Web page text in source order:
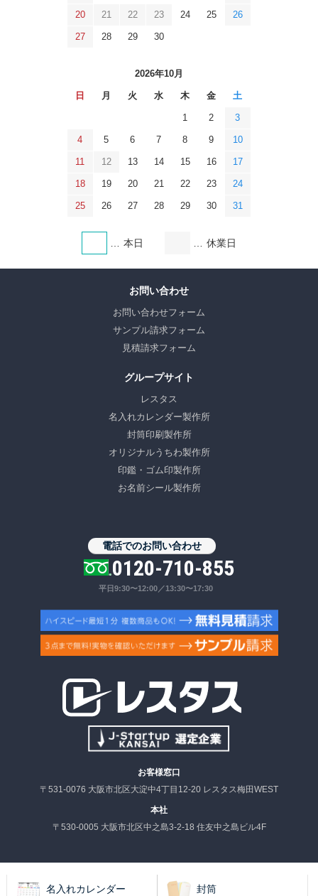
20 21 22 23 24 25 26
27 28 29 30
2026年10月
日 月 火 水 木 金 土
1 2 3
4 5 6 7 8 9 10
11 12 13 14 15 16 17
18 19 20 21 22 23 24
25 26 27 28 29 30 31
本日 休業日
お問い合わせ
お問い合わせフォーム
サンプル請求フォーム
見積請求フォーム
グループサイト
レスタス
名入れカレンダー製作所
封筒印刷製作所
オリジナルうちわ製作所
印鑑・ゴム印製作所
お名前シール製作所
電話でのお問い合わせ
0120-710-855
平日9:30〜12:00／13:30〜17:30
お客様窓口
〒531-0076 大阪市北区大淀中4丁目12-20 レスタス梅田WEST
本社
〒530-0005 大阪市北区中之島3-2-18 住友中之島ビル4F
名入れカレンダー 封筒